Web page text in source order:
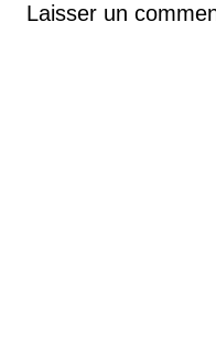
Laisser un